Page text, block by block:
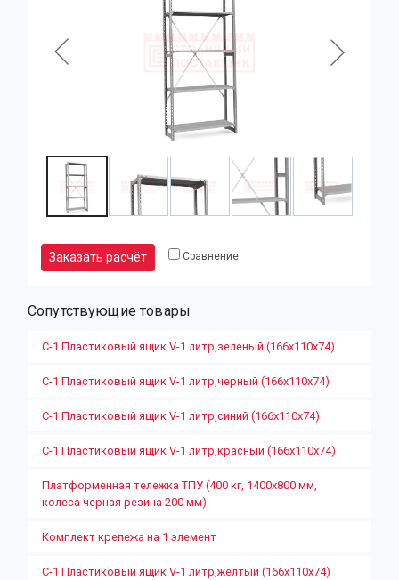
Заказать расчёт Сравнение
Сопутствующие товары
С-1 Пластиковый ящик V-1 литр,зеленый (166х110х74)
С-1 Пластиковый ящик V-1 литр,черный (166х110х74)
С-1 Пластиковый ящик V-1 литр,синий (166х110х74)
С-1 Пластиковый ящик V-1 литр,красный (166х110х74)
Платформенная тележка ТПУ (400 кг, 1400х800 мм,
колеса черная резина 200 мм)
Комплект крепежа на 1 элемент
С-1 Пластиковый ящик V-1 литр,желтый (166х110х74)